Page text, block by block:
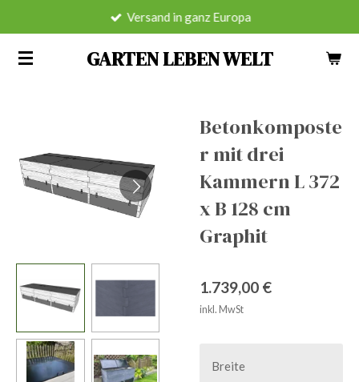
springen
GARTEN LEBEN WELT
Versand in ganz Europa
Betonkomposte
r mit drei
Kammern L 372
x B 128 cm
Graphit
1.739,00 €
inkl. MwSt
Breite